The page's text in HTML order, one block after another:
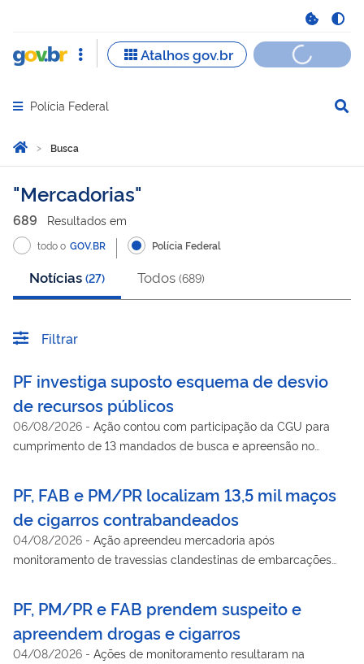
Abrir menu principal de navegação
Polícia Federal
Você está aqui:
Página Inicial
Busca
Busca
Mercadorias
689 Resultados em
todo o GOV.BR Polícia Federal
Notícias (27) Todos (689)
Filtrar
PF investiga suposto esquema de desvio
de recursos públicos
06/08/2026 - Ação contou com participação da CGU para
cumprimento de 13 mandados de busca e apreensão no
Federal de Lavras
PF, FAB e PM/PR localizam 13,5 mil maços
de cigarros contrabandeados
04/08/2026 - Ação apreendeu mercadoria após
monitoramento de travessias clandestinas de embarcações
PF, PM/PR e FAB prendem suspeito e
apreendem drogas e cigarros
04/08/2026 - Ações de monitoramento resultaram na